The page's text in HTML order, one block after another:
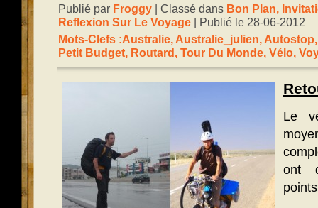
Publié par Froggy | Classé dans Bon Plan,
Reflexion Sur Le Voyage | Publié le 28-06-2012
Mots-Clefs :Australie, Australie_julien, Autostop
Petit Budget, Routard, Tour Du Monde, Vélo,
Le
ont